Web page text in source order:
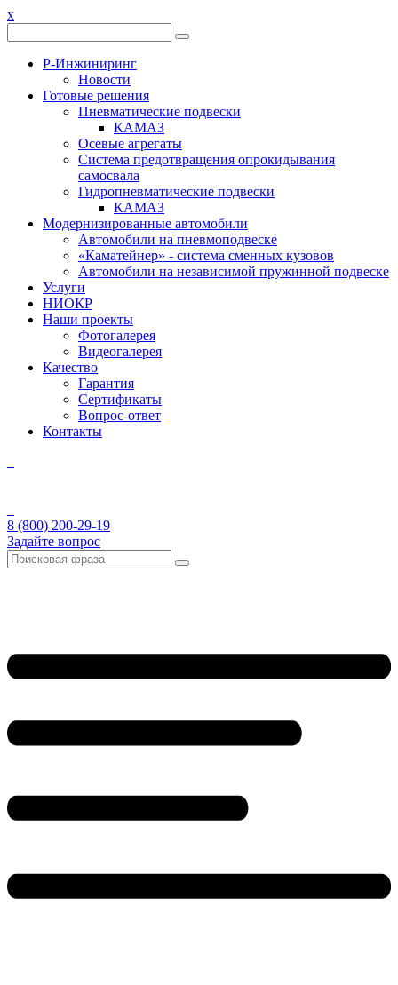
x
Р-Инжиниринг
Новости
Готовые решения
Пневматические подвески
КАМАЗ
Осевые агрегаты
Система предотвращения опрокидывания
самосвала
Гидропневматические подвески
КАМАЗ
Модернизированные автомобили
Автомобили на пневмоподвеске
«Каматейнер» - система сменных кузовов
Автомобили на независимой пружинной подвеске
Услуги
НИОКР
Наши проекты
Фотогалерея
Видеогалерея
Качество
Гарантия
Сертификаты
Вопрос-ответ
Контакты
8 (800) 200-29-19
Задайте вопрос